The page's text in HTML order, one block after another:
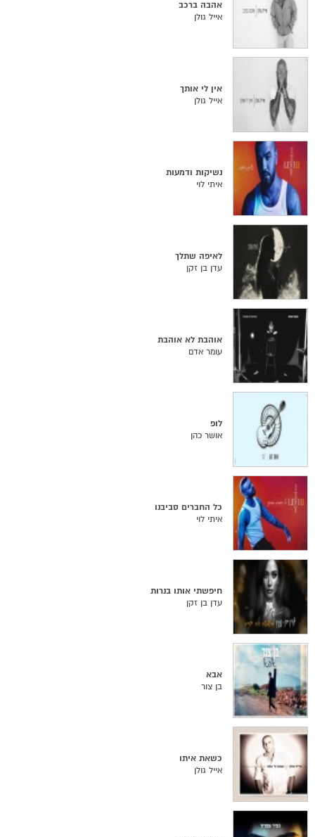
אהבה ברכב
אייל גולן
אין לי אותך
אייל גולן
נשיקות ודמעות
איתי לוי
לאיפה שתלך
עדן בן זקן
אוהבת לא אוהבת
עומר אדם
לופ
אושר כהן
כל החברים סביבנו
איתי לוי
חיפשתי אותו בנרות
עדן בן זקן
אבא
בן צור
כשאת איתו
אייל גולן